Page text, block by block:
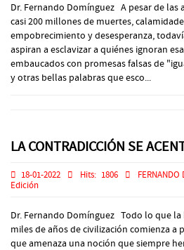
Dr. Fernando Domínguez A pesar de las
casi 200 millones de muertes,
empobrecimiento y desesperanza,
aspiran a esclavizar a quiénes ignoran
embaucados con promesas falsas de
y otras bellas palabras que esco...
LA CONTRADICCIÓN SE
18-01-2022 Hits: 1806 FERNANDO
Edición
Dr. Fernando Domínguez Todo lo que
miles de años de civilización comienza a
que amenaza una noción que siempre